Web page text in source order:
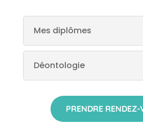
Mes diplômes
Déontologie
PRENDRE RENDEZ-